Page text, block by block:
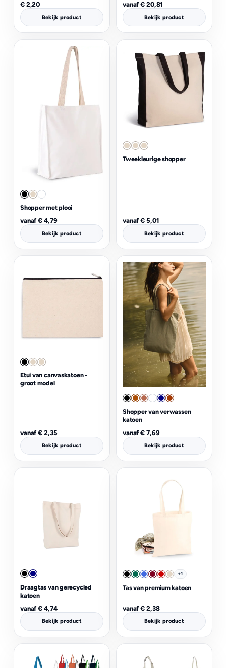
€2,20
Bekijk product
vanaf€ 20,81
Bekijk product
Shopper met plooi
vanaf€ 4,79
Bekijk product
Tweekleurige shopper
vanaf€ 5,01
Bekijk product
Etui van canvaskatoen -
groot model
vanaf€ 2,35
Bekijk product
Shopper van verwassen
katoen
vanaf€ 7,69
Bekijk product
Draagtas van gerecycled
katoen
vanaf€ 4,74
Bekijk product
+1
Tas van premium katoen
vanaf€ 2,38
Bekijk product